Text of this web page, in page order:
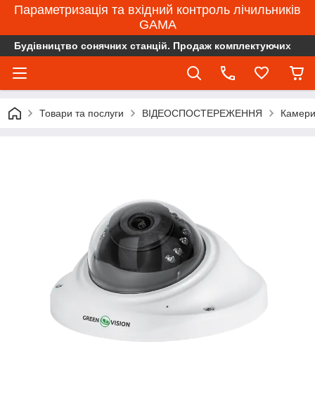
Параметризація та вхідний контроль лічильників
GAMA
Будівництво сонячних станцій. Продаж комплектуючих
Товари та послуги ВІДЕОСПОСТЕРЕЖЕННЯ